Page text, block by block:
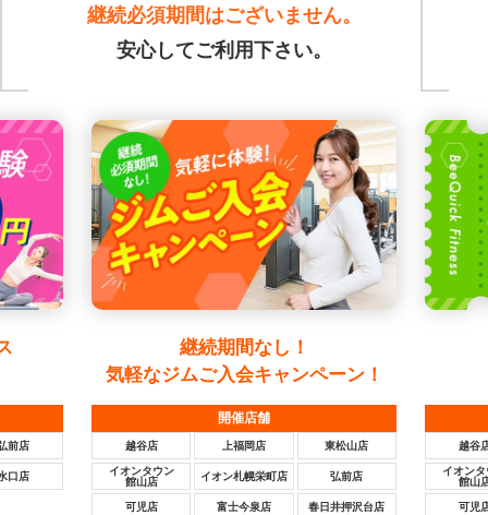
継続必須期間はございません。
安心してご利用下さい。
前店
口店
継続期間なし！
気軽なジムご入会キャンペーン！
開催店舗
越谷店 上福岡店 東松山店
イオンタウン
館山店
イオン札幌栄町店 弘前店
可児店 富士今泉店 春日井押沢台店
越谷
イオンタ
館山
可児